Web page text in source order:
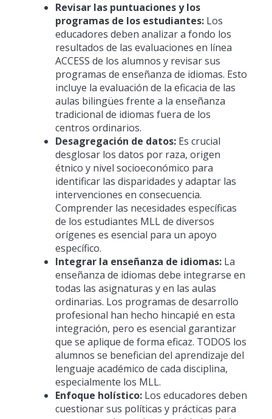
Revisar las puntuaciones y los
programas de los estudiantes: Los
educadores deben analizar a fondo los
resultados de las evaluaciones en línea
ACCESS de los alumnos y revisar sus
programas de enseñanza de idiomas. Esto
incluye la evaluación de la eficacia de las
aulas bilingües frente a la enseñanza
tradicional de idiomas fuera de los
centros ordinarios.
Desagregación de datos: Es crucial
desglosar los datos por raza, origen
étnico y nivel socioeconómico para
identificar las disparidades y adaptar las
intervenciones en consecuencia.
Comprender las necesidades específicas
de los estudiantes MLL de diversos
orígenes es esencial para un apoyo
específico.
Integrar la enseñanza de idiomas: La
enseñanza de idiomas debe integrarse en
todas las asignaturas y en las aulas
ordinarias. Los programas de desarrollo
profesional han hecho hincapié en esta
integración, pero es esencial garantizar
que se aplique de forma eficaz. TODOS los
alumnos se benefician del aprendizaje del
lenguaje académico de cada disciplina,
especialmente los MLL.
Enfoque holístico: Los educadores deben
cuestionar sus políticas y prácticas para